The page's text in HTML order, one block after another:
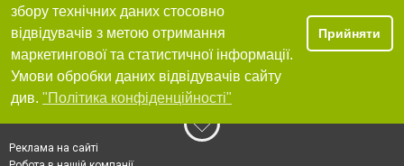
збору технічних даних стосовно
відвідувачів з метою отримання
маркетингової та статистичної інформації.
Умови обробки даних відвідувачів сайту
див. "Політика конфіденційності"
Прийняти
Реклама на сайті